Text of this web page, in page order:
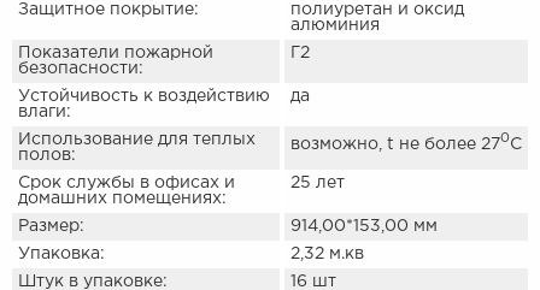
Защитное покрытие:
полиуретан и оксид
алюминия
Показатели пожарной
безопасности:
Г2
Устойчивость к воздействию
влаги:
да
Использование для теплых
полов:
возможно, t не более 270 С
Срок службы в офисах и
домашних помещениях:
25 лет
Размер:
914,00*153,00 мм
Упаковка:
2,32 м.кв
Штук в упаковке:
16 шт